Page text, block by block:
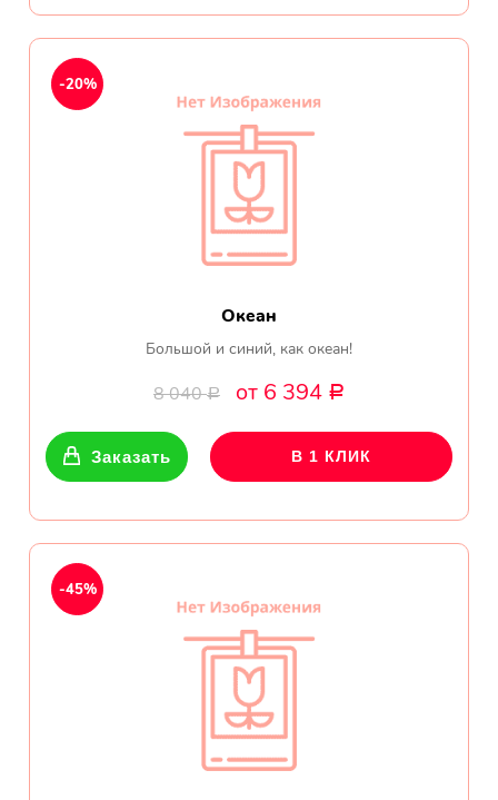
Океан
Большой и синий, как океан!
8 040Р от 6 394 Р
-20%
Заказать В 1 КЛИК
-45%